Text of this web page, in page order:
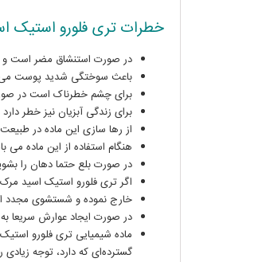
خطرات تری فلورو استیک اسید
در صورت استنشاق مضر است و
باعث سوختگی شدید پوست
برای چشم خطرناک است در
برای زندگی آبزیان نیز خطر
از رها سازی این ماده در
هنگام استفاده از این ماده
در صورت بلع حتما دهان را
اگر تری فلورو استیک اسید
خارج نموده و شستشوی مجدد
در صورت ایجاد عوارش
گسترده‌ای که دارد، توجه